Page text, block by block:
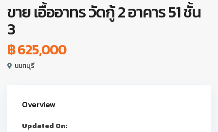
ขาย เอื้ออาทร วัดกู้ 2 อาคาร 51 ชั้น
3
฿ 625,000
นนทบุรี
Overview
Updated On: